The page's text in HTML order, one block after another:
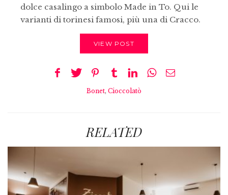
dolce casalingo a simbolo Made in To. Qui le
varianti di torinesi famosi, più una di Cracco.
VIEW POST
Bonet, Cioccolatò
RELATED